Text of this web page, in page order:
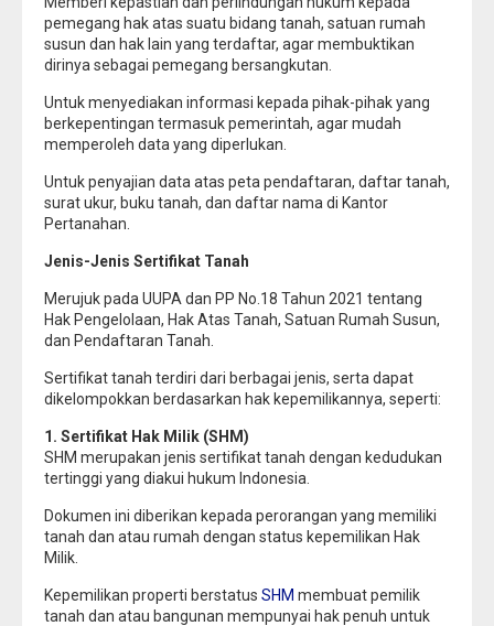
pemegang hak atas suatu bidang tanah, satuan rumah
susun dan hak lain yang terdaftar, agar membuktikan
dirinya sebagai pemegang bersangkutan.
Untuk menyediakan informasi kepada pihak-pihak yang
berkepentingan termasuk pemerintah, agar mudah
memperoleh data yang diperlukan.
Untuk penyajian data atas peta pendaftaran, daftar tanah,
surat ukur, buku tanah, dan daftar nama di Kantor
Pertanahan.
Jenis-Jenis Sertifikat Tanah
Merujuk pada UUPA dan PP No.18 Tahun 2021 tentang
Hak Pengelolaan, Hak Atas Tanah, Satuan Rumah Susun,
dan Pendaftaran Tanah.
Sertifikat tanah terdiri dari berbagai jenis, serta dapat
dikelompokkan berdasarkan hak kepemilikannya, seperti:
1. Sertifikat Hak Milik (SHM)
SHM merupakan jenis sertifikat tanah dengan kedudukan
tertinggi yang diakui hukum Indonesia.
Dokumen ini diberikan kepada perorangan yang memiliki
tanah dan atau rumah dengan status kepemilikan Hak
Milik.
Kepemilikan properti berstatus SHM membuat pemilik
tanah dan atau bangunan mempunyai hak penuh untuk